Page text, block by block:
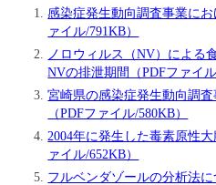
感染症発生動向調査事業に
ァイル/791KB）
ノロウィルス（NV）による
NVの排泄期間（PDFファイル
宮崎県の感染症発生動向調査
（PDFファイル/580KB）
2004年に発生した毒素原性
ァイル/652KB）
フルベンダゾールの分析法に